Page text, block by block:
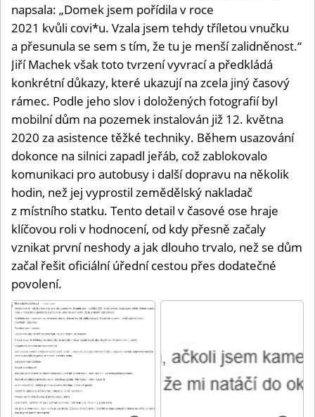
napsala: „Domek jsem pořídila v roce
2021 kvůli covi*u. Vzala jsem tehdy tříletou vnučku
a přesunula se sem s tím, že tu je menší zalidněnost.“
Jiří Machek však toto tvrzení vyvrací a předkládá
konkrétní důkazy, které ukazují na zcela jiný časový
rámec. Podle jeho slov i doložených fotografií byl
mobilní dům na pozemek instalován již 12. května
2020 za asistence těžké techniky. Během usazování
dokonce na silnici zapadl jeřáb, což zablokovalo
komunikaci pro autobusy i další dopravu na několik
hodin, než jej vyprostil zemědělský nakladač
z místního statku. Tento detail v časové ose hraje
klíčovou roli v hodnocení, od kdy přesně začaly
vznikat první neshody a jak dlouho trvalo, než se dům
začal řešit oficiální úřední cestou přes dodatečné
povolení.